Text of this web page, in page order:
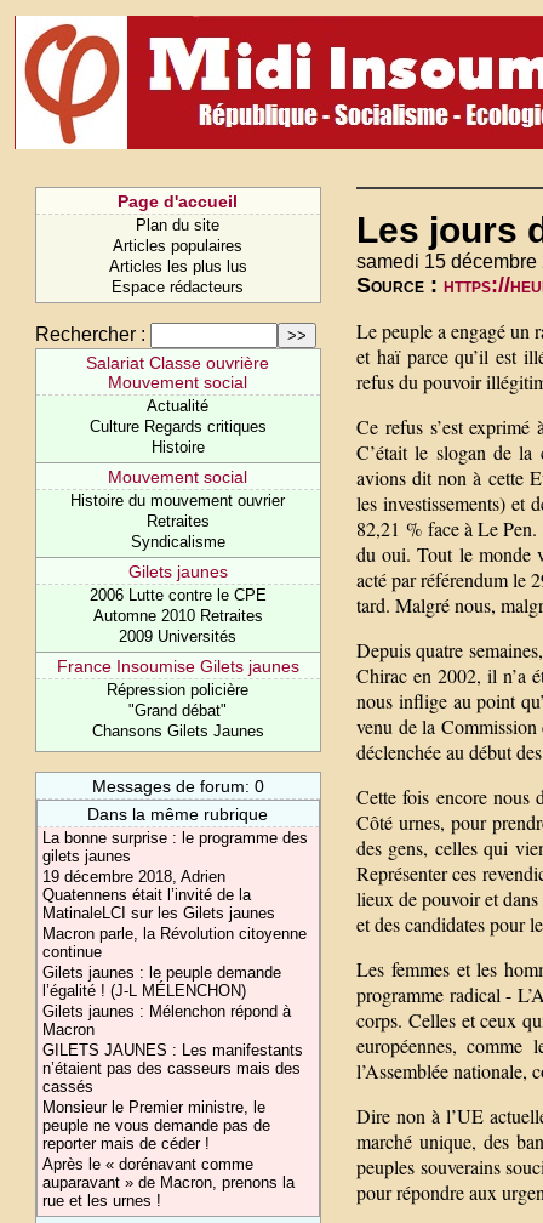
Page d'accueil
Plan du site
Articles populaires
Articles les plus lus
Espace rédacteurs
Rechercher :
Salariat Classe ouvrière
Mouvement social
Actualité
Culture Regards critiques
Histoire
Mouvement social
Histoire du mouvement ouvrier
Retraites
Syndicalisme
Gilets jaunes
2006 Lutte contre le CPE
Automne 2010 Retraites
2009 Universités
France Insoumise Gilets jaunes
Répression policière
"Grand débat"
Chansons Gilets Jaunes
Messages de forum: 0
Dans la même rubrique
La bonne surprise : le programme des
gilets jaunes
19 décembre 2018, Adrien
Quatennens était l’invité de la
MatinaleLCI sur les Gilets jaunes
Macron parle, la Révolution citoyenne
continue
Gilets jaunes : le peuple demande
l’égalité ! (J-L MÉLENCHON)
Gilets jaunes : Mélenchon répond à
Macron
GILETS JAUNES : Les manifestants
n’étaient pas des casseurs mais des
cassés
Monsieur le Premier ministre, le
peuple ne vous demande pas de
reporter mais de céder !
Après le « dorénavant comme
auparavant » de Macron, prenons la
rue et les urnes !
Les jours
samedi 15 décembre
Source : https://
Le peuple a engagé un
et haï parce qu’il est
refus du pouvoir
Ce refus s’est
C’était le slogan de la
avions dit non à cette
les investissements) et
82,21 % face à Le
du oui. Tout le monde
acté par référendum le
tard. Malgré nous,
Depuis quatre
Chirac en 2002, il n’a
nous inflige au point
venu de la Commission
déclenchée au début
Cette fois encore nous
Côté urnes, pour
des gens, celles qui
Représenter ces
lieux de pouvoir et
et des candidates pour
Les femmes et les
programme radical -
corps. Celles et ceux
européennes, comme
l’Assemblée nationale,
Dire non à l’UE
marché unique, des
peuples souverains
pour répondre aux